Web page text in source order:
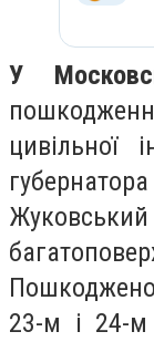
У
цивільної
23-м і 24-м